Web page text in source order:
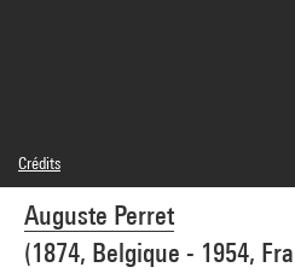
Auguste Perret
(1874, Belgique - 1954,
Crédits
Domaine public
Crédit photographique : Centre Pompidou,
GrandPalaisRmn
Réf. image : 4N23662